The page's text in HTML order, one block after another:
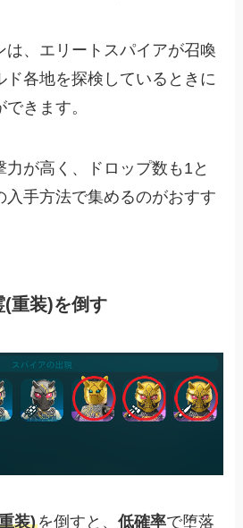
は、エリートスパイアが召喚
ド各地を探検しているときに
きます。
力が高く、ドロップ数も1と
入手方法で集めるのがおすす
(重装)を倒す
装)を倒すと、低確率で堕落